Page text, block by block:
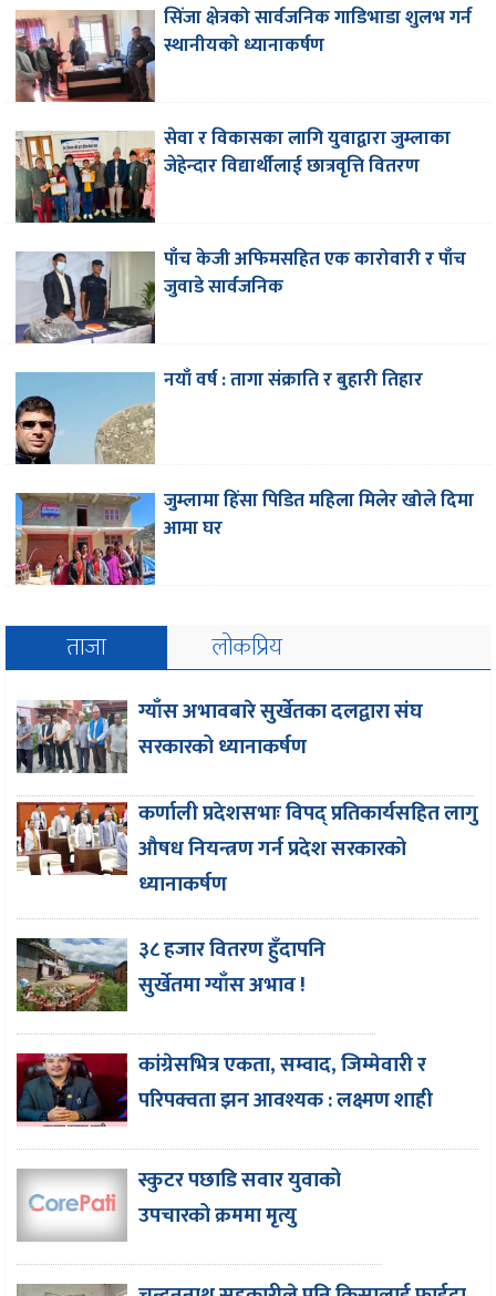
सिंजा क्षेत्रको सार्वजनिक गाडिभाडा शुलभ गर्न
स्थानीयको ध्यानाकर्षण
सेवा र विकासका लागि युवाद्वारा जुम्लाका
जेहेन्दार विद्यार्थीलाई छात्रवृत्ति वितरण
पाँच केजी अफिमसहित एक कारोवारी र पाँच
जुवाडे सार्वजनिक
नयाँ वर्ष : तागा संक्राति र बुहारी तिहार
जुम्लामा हिंसा पिडित महिला मिलेर खोले दिमा
आमा घर
ताजा लोकप्रिय
ग्याँस अभावबारे सुर्खेतका दलद्वारा संघ
सरकारको ध्यानाकर्षण
कर्णाली प्रदेशसभाः विपद् प्रतिकार्यसहित लागु
औषध नियन्त्रण गर्न प्रदेश सरकारको
ध्यानाकर्षण
३८ हजार वितरण हुँदापनि
सुर्खेतमा ग्याँस अभाव !
कांग्रेसभित्र एकता, सम्वाद, जिम्मेवारी र
परिपक्वता झन आवश्यक : लक्ष्मण शाही
स्कुटर पछाडि सवार युवाको
उपचारको क्रममा मृत्यु